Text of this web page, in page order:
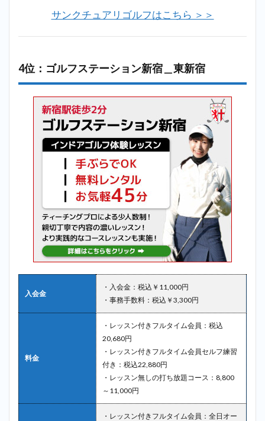
サンクチュアリゴルフはこちら ＞＞
4位：ゴルフステーション新宿＿東新宿
入会金
・入会金：税込￥11,000円
・事務手数料：税込￥3,300円
料金
・レッスン付きフルタイム会員：税込
20,680円
・レッスン付きフルタイム会員セルフ練習
付き：税込22,880円
・レッスン無しの打ち放題コース：8,800
～11,000円
・レッスン付きフルタイム会員：全日オー